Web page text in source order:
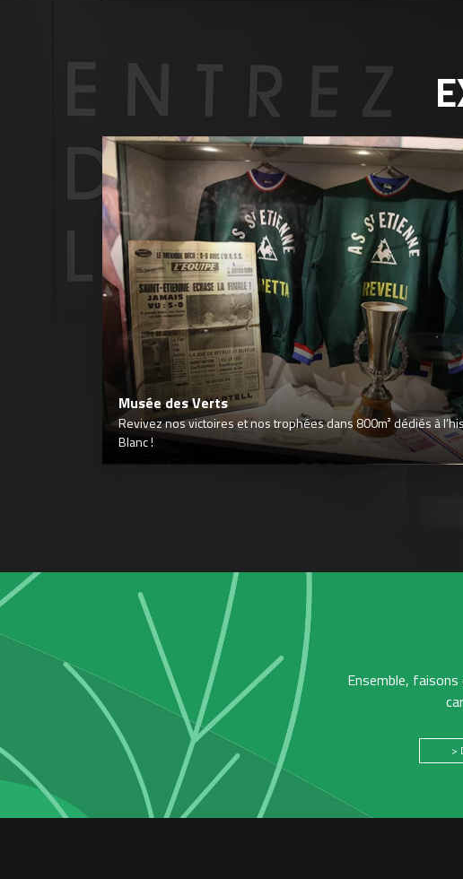
Musée des Verts
Revivez nos victoires et nos trophées dans 800m² dédiés à
Blanc !
Ensemble,
>